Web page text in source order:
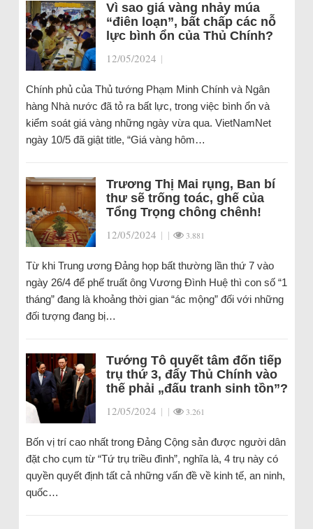
Vì sao giá vàng nhảy múa
“điên loạn”, bất chấp các nỗ
lực bình ổn của Thủ Chính?
12/05/2024 |
Chính phủ của Thủ tướng Phạm Minh Chính và Ngân
hàng Nhà nước đã tỏ ra bất lực, trong việc bình ổn và
kiểm soát giá vàng những ngày vừa qua. VietNamNet
ngày 10/5 đã giật title, “Giá vàng hôm…
Trương Thị Mai rụng, Ban bí
thư sẽ trống toác, ghế của
Tổng Trọng chông chênh!
12/05/2024 | | 3.881
Từ khi Trung ương Đảng họp bất thường lần thứ 7 vào
ngày 26/4 để phế truất ông Vương Đình Huệ thì con số “1
tháng” đang là khoảng thời gian “ác mộng” đối với những
đối tượng đang bị…
Tướng Tô quyết tâm đốn tiếp
trụ thứ 3, đẩy Thủ Chính vào
thế phải „đấu tranh sinh tồn”?
12/05/2024 | | 3.261
Bốn vị trí cao nhất trong Đảng Cộng sản được người dân
đặt cho cụm từ “Tứ trụ triều đình”, nghĩa là, 4 trụ này có
quyền quyết định tất cả những vấn đề về kinh tế, an ninh,
quốc…